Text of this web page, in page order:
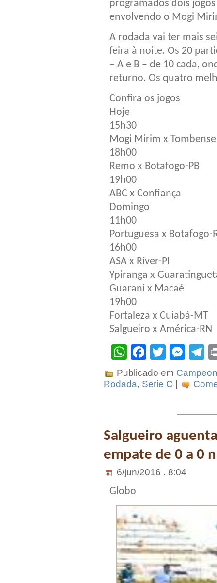
programados dois
envolvendo o Mogi
A rodada vai ter mais
feira à noite. Os 20
– A e B – de 10 cada,
returno. Os quatro
Confira os jogos
Hoje
15h30
Mogi Mirim x Tombense
18h00
Remo x Botafogo-PB
19h00
ABC x Confiança
Domingo
11h00
Portuguesa x Botafogo-
16h00
ASA x River-PI
Ypiranga x
Guarani x Macaé
19h00
Fortaleza x Cuiabá-MT
Salgueiro x América-RN
WhatsApp
Facebook
Twitter
Publicado em
Rodada, Serie C |
Salgueiro
empate de 0 a 0
6/jun/2016 . 8:04
Globo